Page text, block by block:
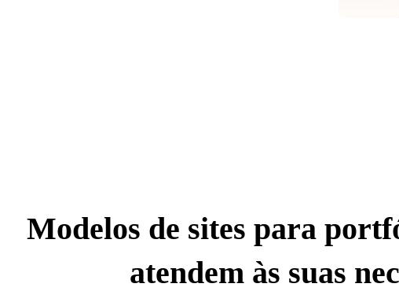
Modelos de sites para
atendem às suas